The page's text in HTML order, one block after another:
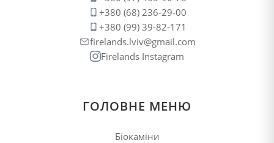
+380 (68) 236-29-00
+380 (99) 39-82-171
firelands.lviv@gmail.com
Firelands Instagram
ГОЛОВНЕ МЕНЮ
Біокаміни